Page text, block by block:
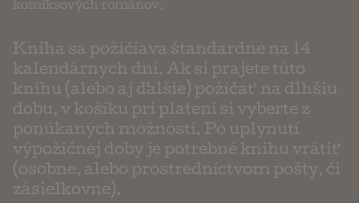
komiksových románov.
Kniha sa požičiava štandardne na 14
kalendárnych dní. Ak si prajete túto
knihu (alebo aj ďalšie) požičať na dlhšiu
dobu, v košíku pri platení si vyberte z
ponúkaných možností. Po uplynutí
výpožičnej doby je potrebné knihu vrátiť
(osobne, alebo prostredníctvom pošty, či
zásielkovne).